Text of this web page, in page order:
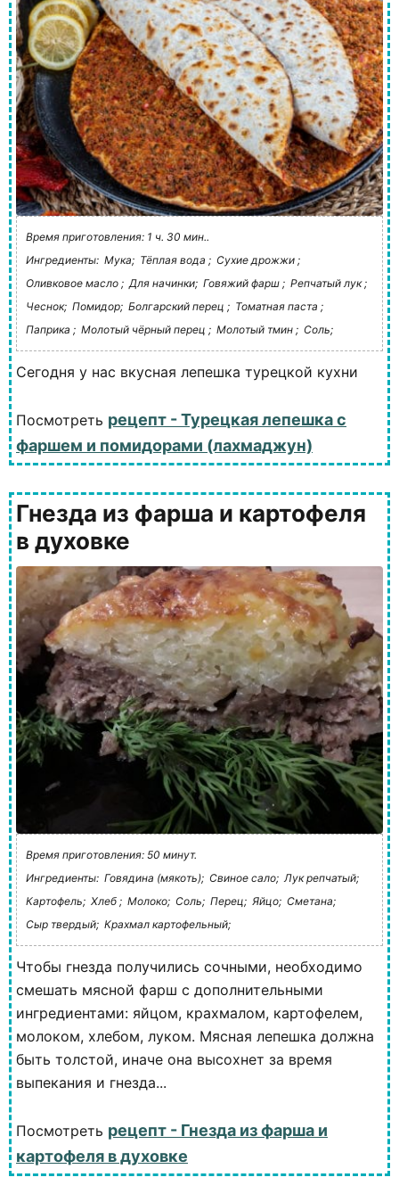
Время приготовления: 1 ч. 30 мин..
Ингредиенты: Мука; Тёплая вода ; Сухие дрожжи ;
Оливковое масло ; Для начинки; Говяжий фарш ; Репчатый лук ;
Чеснок; Помидор; Болгарский перец ; Томатная паста ;
Паприка ; Молотый чёрный перец ; Молотый тмин ; Соль;
Сегодня у нас вкусная лепешка турецкой кухни
Посмотреть рецепт - Турецкая лепешка с
фаршем и помидорами (лахмаджун)
Гнезда из фарша и картофеля
в духовке
Время приготовления: 50 минут.
Ингредиенты: Говядина (мякоть); Свиное сало; Лук репчатый;
Картофель; Хлеб ; Молоко; Соль; Перец; Яйцо; Сметана;
Сыр твердый; Крахмал картофельный;
Чтобы гнезда получились сочными, необходимо
смешать мясной фарш с дополнительными
ингредиентами: яйцом, крахмалом, картофелем,
молоком, хлебом, луком. Мясная лепешка должна
быть толстой, иначе она высохнет за время
выпекания и гнезда...
Посмотреть рецепт - Гнезда из фарша и
картофеля в духовке